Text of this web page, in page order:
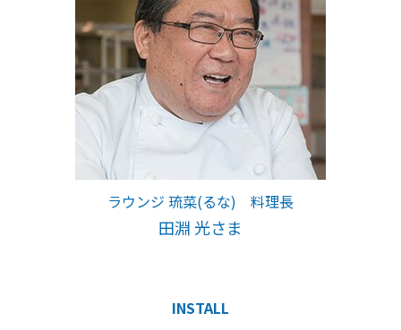
ラウンジ 琉菜(るな) 料理長
田淵 光さま
INSTALL